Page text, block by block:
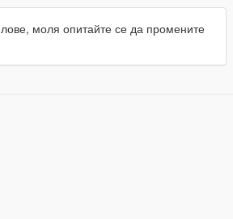
моля опитайте се да промените